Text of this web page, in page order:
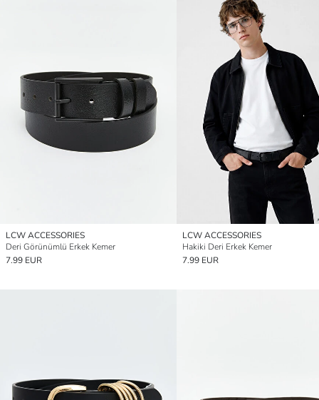
LCW ACCESSORIES
Deri Görünümlü Erkek Kemer
7.99 EUR
LCW ACCESSORIES
Hakiki Deri Erkek Kemer
7.99 EUR